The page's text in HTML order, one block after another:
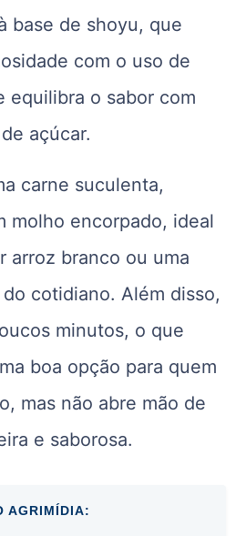
base de shoyu, que
com o uso de
equilibra o sabor com
açúcar.
carne suculenta,
molho encorpado, ideal
arroz branco ou uma
cotidiano. Além disso,
minutos, o que
boa opção para quem
mas não abre mão de
e saborosa.
AGRIMÍDIA: